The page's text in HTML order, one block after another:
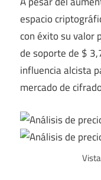
espacio
con éxito su valor
de soporte de $
influencia alcista
mercado de